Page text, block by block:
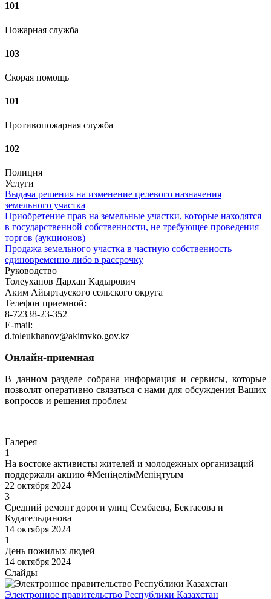
101
Пожарная служба
103
Скорая помощь
101
Противопожарная служба
102
Полиция
Услуги
Выдача решения на изменение целевого назначения
земельного участка
Приобретение прав на земельные участки, которые находятся
в государственной собственности, не требующее проведения
торгов (аукционов)
Продажа земельного участка в частную собственность
единовременно либо в рассрочку
Руководство
Толеуханов Дархан Кадырович
Аким Айыртауского сельского округа
Телефон приемной:
8-72338-23-352
E-mail:
d.toleukhanov@akimvko.gov.kz
Онлайн-приемная
В данном разделе собрана информация и сервисы, которые
позволят оперативно связаться с нами для обсуждения Ваших
вопросов и решения проблем
Галерея
1
На востоке активисты жителей и молодежных организаций
поддержали акцию #МеніңелімМеніңтуым
22 октября 2024
3
Средний ремонт дороги улиц Сембаева, Бектасова и
Кудагельдинова
14 октября 2024
1
День пожилых людей
14 октября 2024
Слайды
Электронное правительство Республики Казахстан